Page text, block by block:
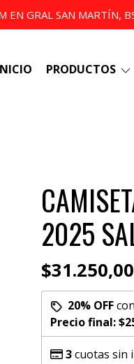
GRAL SAN MARTÍN,
PRODUCTOS
2025
20% OFFcon
Precio final:
3cuotas sin